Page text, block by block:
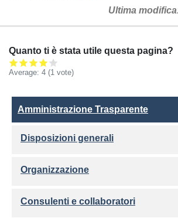
Ultima modifica
Quanto ti è stata utile questa pagina?
Average: 4 (1 vote)
Amministrazione Trasparente
Amministrazione Trasparente
Disposizioni generali
Organizzazione
Consulenti e collaboratori